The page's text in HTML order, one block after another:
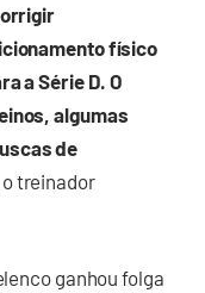
físico
a Série D. O
algumas
de
treinador
ganhou folga